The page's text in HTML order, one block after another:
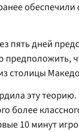
обеспечили
пять дней
столицы
эту
более
10 минут